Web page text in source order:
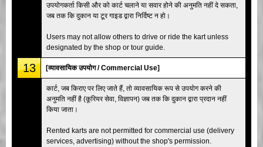
उपयोगकर्ता किसी और को कार्ट चलाने या सवार होने की अनुमति नहीं दे सकता,
जब तक कि दुकान या टूर गाइड द्वारा निर्दिष्ट न हो।
Users may not allow others to drive or ride the kart unless
designated by the shop or tour guide.
13 [व्यावसायिक उपयोग / Commercial Use]
कार्ट, जब किराए पर लिए जाते हैं, तो व्यावसायिक रूप से उपयोग करने की
अनुमति नहीं है (कूरियर सेवा, विज्ञापन) जब तक कि दुकान द्वारा प्रदान नहीं
किया जाता।
Rented karts are not permitted for commercial use (delivery
services, advertising) without the shop's permission.